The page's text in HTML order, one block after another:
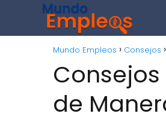
Mundo Empleos Consejos
de